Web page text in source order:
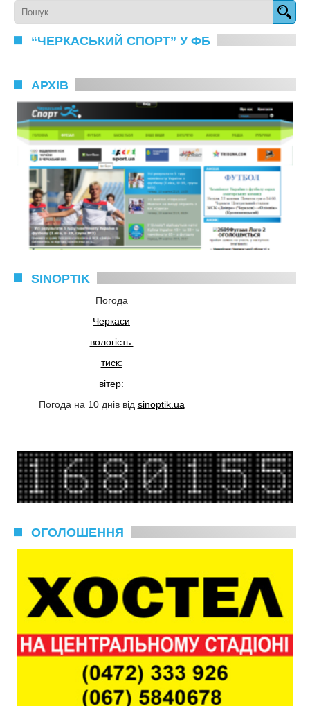
“ЧЕРКАСЬКИЙ СПОРТ” У ФБ
АРХІВ
SINOPTIK
Погода
Черкаси
вологість:
тиск:
вітер:
Погода на 10 днів від sinoptik.ua
ОГОЛОШЕННЯ